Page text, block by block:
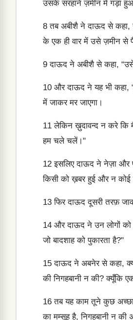
उसके सरहाने ज़मीन में गड़ा
8 तब अबीशै ने दाऊद से कहा,
के एक ही वार में उसे ज़मीन से
9 दाऊद ने अबीशै से कहा,
10 और दाऊद ने यह भी कहा,
में जाकर मर जाएगा।
11 लेकिन ख़ुदावन्द न करे कि
हम चले चलें।"
12 इसलिए दाऊद ने नेज़ा और
किसी को ख़बर हुई और न कोई
13 फिर दाऊद दूसरी तरफ़
14 और दाऊद ने उन लोगों को
जो बादशाह को पुकारता है?"
15 दाऊद ने अबनेर से कहा,
की निगहबानी न की? क्यूँकि
16 तब यह काम तूने कुछ
का मम्सूह है, निगहबानी न की